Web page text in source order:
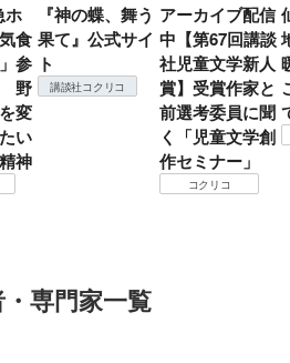
ホ
食
参
野
変
い
神
『神の蝶、舞う
果て』公式サイ
ト
講談社コクリコ
アーカイブ配信
中【第67回講談
社児童文学新人
賞】受賞作家と
前選考委員に聞
く「児童文学創
作セミナー」
コクリコ
専門家一覧